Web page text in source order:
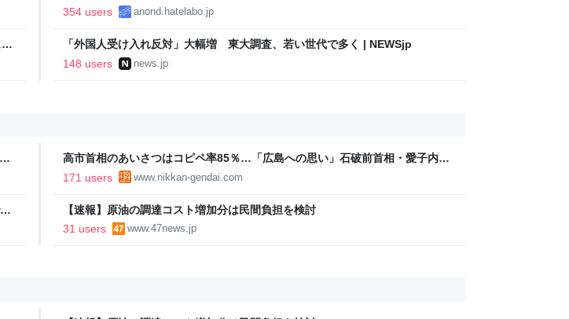
い..
354 users anond.hatelabo.jp
「外国人受け入れ反対」大幅増 東大調査、若い世代で多く | NEWSjp
148 users
news.jp
高市首相のあいさつはコピペ率85％…「広島への思い」石破前首相・愛子内親
王とは絶望的格差｜日刊ゲンダイDIGITAL
171 users www.nikkan-gendai.com
【速報】原油の調達コスト増加分は民間負担を検討
31 users
www.47news.jp